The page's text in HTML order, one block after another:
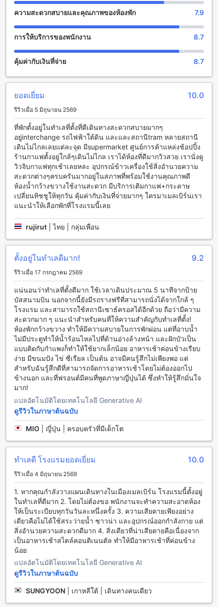
กายที่ทันสมัยได้ตามความต้องการของคุณ
หลายเพื่อให้คุณมีประสบการณ์การเข้าพักที่สะดวกสบายและคุ้ม
ค่ามากยิ่งขึ้น สิ่งอำนวยความสะดวกที่คุณสามารถเพลิดเพลินไป
ปลอดภัย, Wi-Fi ในพื้นที่สาธารณะเพื่อให้คุณสามารถเชื่อมต่อ
อินเทอร์เน็ตได้ทุกที่ในโรงแรม, พื้นที่สูบบุหรี่ที่ได้รับการแยกแยะ
เพื่อให้คุณสามารถสูบบุหรี่ได้อย่างสะดวกสบาย, Wi-Fi ฟรีในทุก
ห้องพักเพื่อให้คุณสามารถเชื่อมต่ออินเทอร์เน็ตได้ฟรี, บริการเก็บ
สัมภาระเพื่อให้คุณสามารถเก็บของในระหว่างเข้าพักได้อย่าง
สะดวกสบาย, เครื่องขายของอัตโนมัติที่ให้บริการตลอด 24
ชั่วโมงเพื่อความสะดวกสบายในการเติมเต็มพลังงาน และบริการ
ทำความสะอาดห้องทุกวันเพื่อให้คุณได้รับการบริการที่ดีที่สุด
สิ่งอำนวยความสะดวกในการเดินทางที่โรงแรมแอตแลนทิส เมล
เบิร์น
โรงแรมแอตแลนทิส เมลเบิร์น มีสิ่งอำนวยความสะดวกในการ
เดินทางอย่างครบครัน เริ่มจากการให้บริการทัวร์เพื่อช่วยให้คุณ
สามารถสำรวจและเข้าชมสถานที่ท่องเที่ยวต่างๆ ในเมลเบิร์นได้
อย่างง่ายดาย นอกจากนี้ยังมีบริการรถรับส่งสนามบิน ซึ่งจะช่วย
ให้คุณสะดวกสบายในการเดินทางไปยังโรงแรม และในกรณีที่คุณ
ต้องการซื้อตั๋วเที่ยว โรงแรมยังมีบริการขายตั๋วเพื่อให้คุณสามารถ
เดินทางไปสถานที่ต่างๆ ได้อย่างสะดวกและรวดเร็ว ไม่เพียง
เท่านั้น โรงแรมยังมีที่จอดรถภายในสถานที่ พร้อมบริการที่จอดรถ
ของตนเองและมีค่าธรรมเนียมในการจอดรถ
สิ่งอำนวยความสะดวกในห้องพักที่โรงแรมแอตแลนทิส เมลเบิร์น
โรงแรมแอตแลนทิส เมลเบิร์น มีสิ่งอำนวยความสะดวกในห้องพัก
ที่หลากหลายเพื่อให้คุณมีความสะดวกสบายในระหว่างการเข้าพัก
ที่นี่ ห้องพักทุกห้องมีเครื่องปรับอากาศเพื่อให้คุณสามารถปรับ
อุณหภูมิให้เหมาะสมตามความต้องการของคุณได้ นอกจากนี้ยังมี
หนังสือพิมพ์ประจำวันให้บริการฟรีเพื่อให้คุณอัพเดทข่าวสารล่าสุด
ได้ตลอดเวลา หากคุณต้องการสันทนาการดูหนังภายในห้องพัก
โรงแรมนี้ยังมีหนังให้ดูฟรีอีกด้วย นอกจากนี้ยังมีเครื่องเป่าผม
โทรทัศน์ มินิบาร์ ทีวีดาวเทียม/เคเบิลทีวี และตู้เย็นในห้องพักเพื่อ
สิ่งอำนวยความสะดวกในการรับประทานอาหารที่โรงแรมแอตแล
นทิส เมลเบิร์น
โรงแรมแอตแลนทิส เมลเบิร์น มีสิ่งอำนวยความสะดวกในการรับ
ประทานอาหารที่หลากหลายและมีคุณภาพสูง เริ่มต้นจากอาหาร
เช้าแบบบุฟเฟ่ต์ที่มีให้บริการทุกวัน โดยมีเมนูอาหารที่หลากหลาย
เช่น ขนมปังสด, ธัญพืช, ฮอตด็อก, ซาลาด, ผลไม้สด และอื่น ๆ อีก
มากมาย นอกจากนี้ยังมีอาหารเช้าแบบคอนติเนนตัลที่มีให้บริการ
เพื่อตอบสนองความต้องการของผู้เข้าพักทุกคน
ห้องพักสุดหรูที่โรงแรมแอตแลนทิส เมลเบิร์น พร้อมข้อเสนอสุด
พิเศษบน Agoda
โรงแรมแอตแลนทิส เมลเบิร์น มีตัวเลือกห้องพักหลากหลายให้คุณ
ได้เลือกตามความต้องการ เช่น ห้อง Standard City View ขนาด
24 ตารางเมตร พร้อมเตียงควีนไซส์, ห้อง Executive Queen
Room ขนาด 25 ตารางเมตร, และห้อง Grandview Room ที่ให้
คุณเพลิดเพลินกับทิวทัศน์เมืองในขนาด 24 ตารางเมตร นอกจาก
นี้ยังมีห้องสำหรับผู้พิการ Superior Disabled ขนาด 28 ตาราง
ความสะดวกสบายและคุณภาพของห้องพัก 7.9
การให้บริการของพนักงาน 8.7
คุ้มค่ากับเงินที่จ่าย 8.7
ยอดเยี่ยม 10.0
รีวิวเมื่อ 5 มิถุนายน 2569
ที่พักตั้งอยู่ในทำเลที่ตั้งที่ดีเดินทางสะดวกสบายมากๆ
อยู่interchange รถไฟฟ้าใต้ดิน และและสถานีtram หลายสถานี
เดินไม่ไกลเลยแต่ละจุด มีsupermarket ศูนย์การค้าแหล่งช้อปปิ้ง
ร้านกาแฟตั้งอยู่ใกล้ๆเดินไม่ไกล เราได้ห้องที่ดีมากวิวสวย เรานั่งดู
วิวจิบกาแฟทุกเช้าเลยหละ อุปกรณ์ข้าวเครื่องใช้สิ่งอำนวยความ
สะดวกต่างๆครบครันมากอยู่ในสภาพที่พร้อมใช้งานคุณภาพดี
ห้องน้ำกว้างขวางใช้งานสะดวก มีบริการเติมกาแฟ+กระดาษ
เปลี่ยนทิชชูให้ทุกวัน คุ้มค่ากับเงินที่จ่ายมากๆ ใครมาเมลเบิร์นเรา
แนะนำให้เลือกพักที่โรงแรมนี้เลย
rujirut |ไทย | กลุ่มเพื่อน
ตั้งอยู่ในทำเลดีมาก! 9.2
รีวิวเมื่อ 17 กรกฎาคม 2569
แน่นอนว่าทำเลที่ตั้งดีมาก ใช้เวลาเดินประมาณ 5 นาทีจากป้าย
บัสสนามบิน นอกจากนี้ยังมีรถรางฟรีที่สามารถนั่งได้จากใกล้ ๆ
โรงแรม และสามารถใช้สถานีเซาธ์ครอสได้อีกด้วย ถือว่ามีความ
สะดวกมาก ๆ แนะนำสำหรับคนที่ให้ความสำคัญกับทำเลที่ตั้ง!
ห้องพักกว้างขวาง ทำให้มีความสบายในการพักผ่อน แต่ที่อาบน้ำ
ไม่มีประตูทำให้น้ำร้อนไหลไปที่ด้านอ่างล้างหน้า และฝักบัวเป็น
แบบติดกับกำแพงก็ทำให้ใช้ยากเล็กน้อย อาหารเช้าค่อนข้างเรียบ
ง่าย มีขนมปัง ไข่ ซีเรียล เป็นต้น อาจมีคนรู้สึกไม่เพียงพอ แต่
สำหรับฉันรู้สึกดีที่สามารถจัดการอาหารเช้าโดยไม่ต้องออกไป
ข้างนอก และที่ฟรอนต์มีคนที่พูดภาษาญี่ปุ่นได้ ซึ่งทำให้รู้สึกมั่นใจ
มาก!
แปลอัตโนมัติโดยเทคโนโลยี Generative AI
ดูรีวิวในภาษาต้นฉบับ
MIO ญี่ปุ่น | ครอบครัวที่มีเด็กโต
ทำเลดี โรงแรมยอดเยี่ยม 10.0
รีวิวเมื่อ 4 มิถุนายน 2569
1. หากคุณกำลังวางแผนเดินทางในเมืองเมลเบิร์น โรงแรมนี้ตั้งอยู่
ในทำเลที่ดีมาก 2. โดยไม่ต้องขอ พนักงานจะทำความสะอาดห้อง
ให้เป็นระเบียบทุกวันวันละหนึ่งครั้ง 3. ความเสียดายเพียงอย่าง
เดียวคือไม่ได้ใช้สระว่ายน้ำ ซาวน่า และอุปกรณ์ออกกำลังกาย แต่
สิ่งอำนวยความสะดวกดีมาก 4. สิ่งเดียวที่น่าเสียดายคือเนื่องจาก
เป็นอาหารเช้าสไตล์คอนติเนนตัล ทำให้มีอาหารเช้าที่ค่อนข้าง
น้อย
แปลอัตโนมัติโดยเทคโนโลยี Generative AI
ดูรีวิวในภาษาต้นฉบับ
SUNGYOON เกาหลีใต้ | เดินทางคนเดียว